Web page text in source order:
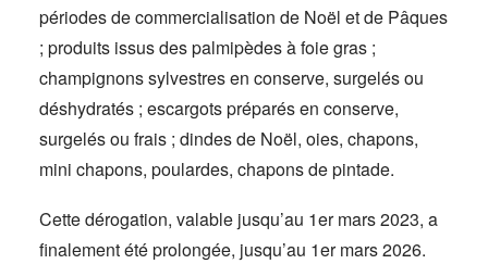
périodes de commercialisation de Noël et de Pâques
; produits issus des palmipèdes à foie gras ;
champignons sylvestres en conserve, surgelés ou
déshydratés ; escargots préparés en conserve,
surgelés ou frais ; dindes de Noël, oies, chapons,
mini chapons, poulardes, chapons de pintade.
Cette dérogation, valable jusqu’au 1er mars 2023, a
finalement été prolongée, jusqu’au 1er mars 2026.